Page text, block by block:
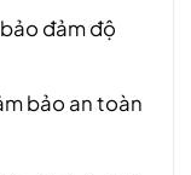
đảm độ
bảo an toàn